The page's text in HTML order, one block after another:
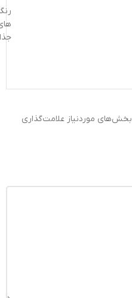
بخش‌های موردنیاز علامت‌گذاری